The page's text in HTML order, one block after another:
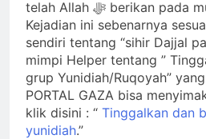
telah Allah ﷻ berikan pada muslim yang lain.
Kejadian ini sebenarnya
sendiri tentang “sihir Dajjal
mimpi Helper tentang ”
grup Yunidiah/Ruqoyah”
PORTAL GAZA bisa
klik disini : “ Tinggalkan dan
yunidiah.”